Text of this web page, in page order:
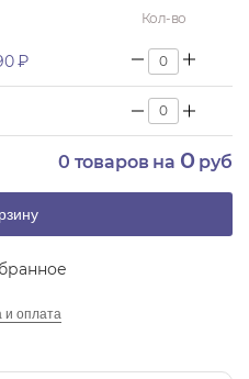
Кол-во
₽
0 товаров на 0руб
и оплата